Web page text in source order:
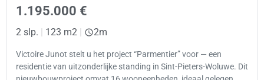
1.195.000 €
2 slp. 123 m2 2m
Victoire Junot stelt u het project “Parmentier” voor — een
residentie van uitzonderlijke standing in Sint-Pieters-Woluwe. Dit